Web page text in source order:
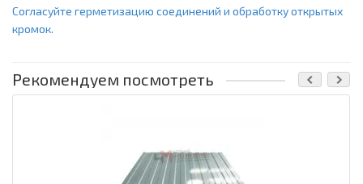
Согласуйте герметизацию соединений и обработку открытых
кромок.
Рекомендуем посмотреть